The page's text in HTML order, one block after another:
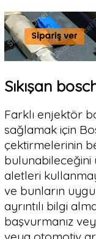
Sıkışan
Farklı enjektör
sağlamak için
çektirmelerinin
bulunabileceğini
aletleri
ve bunların
ayrıntılı bilgi
başvurmanız